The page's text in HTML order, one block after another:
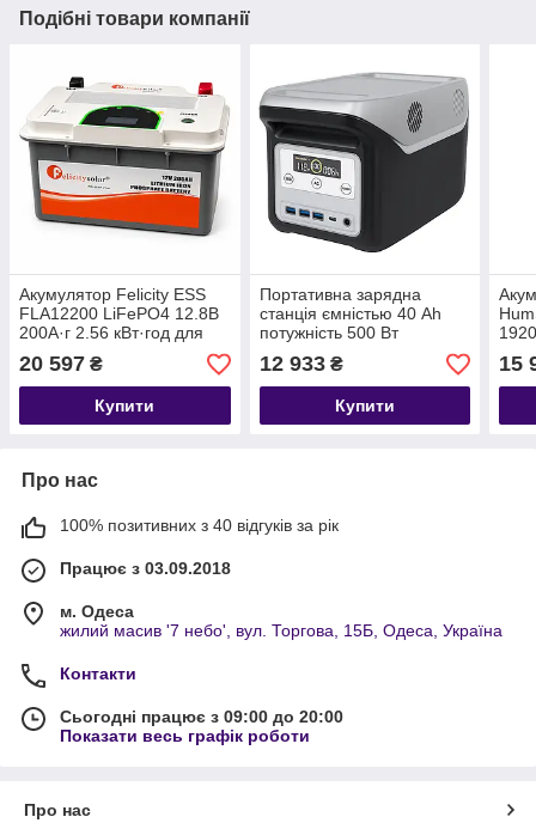
Подібні товари компанії
Акумулятор Felicity ESS
FLA12200 LiFePO4 12.8В
200А·г 2.56 кВт·год для
інвертора та ДБЖ Smart
BMS RS485/CAN 6000+
циклів
20 597 ₴
Купити
Портативна зарядна
станція ємністью 40 Ah
потужність 500 Вт
12 933₴
Купити
для
15
Про нас
100% позитивних з 40 відгуків за рік
Працює з 03.09.2018
м. Одеса
жилий масив '7 небо', вул. Торгова, 15Б, Одеса, Україна
Контакти
Сьогодні працює з 09:00 до 20:00
Показати весь графік роботи
Про нас